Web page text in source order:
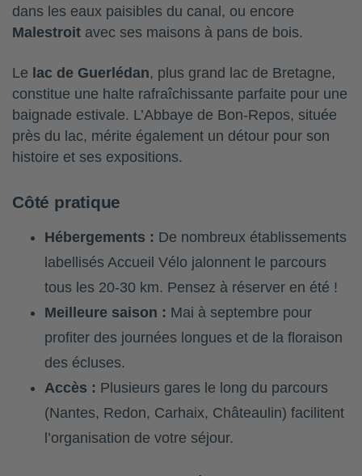
dans les eaux paisibles du canal, ou encore
Malestroit avec ses maisons à pans de bois.
Le lac de Guerlédan, plus grand lac de Bretagne,
constitue une halte rafraîchissante parfaite pour une
baignade estivale. L’Abbaye de Bon-Repos, située
près du lac, mérite également un détour pour son
histoire et ses expositions.
Côté pratique
Hébergements : De nombreux établissements
labellisés Accueil Vélo jalonnent le parcours
tous les 20-30 km. Pensez à réserver en été !
Meilleure saison : Mai à septembre pour
profiter des journées longues et de la floraison
des écluses.
Accès : Plusieurs gares le long du parcours
(Nantes, Redon, Carhaix, Châteaulin) facilitent
l’organisation de votre séjour.